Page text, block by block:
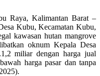
Raya, Kalimantan Barat –
Kubu, Kecamatan Kubu,
kawasan hutan mangrove
oknum Kepala Desa
miliar dengan harga jual
harga pasar dan tanpa